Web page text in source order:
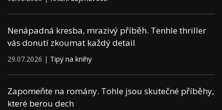
Nenápadná kresba, mrazivý příběh. Tenhle thriller
vás donutí zkoumat každý detail
29.07.2026 | Tipy na knihy
Zapomeňte na romány. Tohle jsou skutečné příběhy,
které berou dech